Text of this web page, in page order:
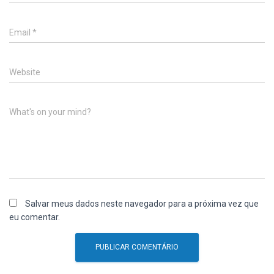
Email *
Website
What's on your mind?
Salvar meus dados neste navegador para a próxima vez que
eu comentar.